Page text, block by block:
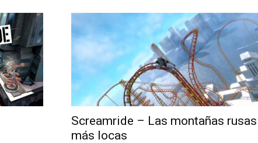
Screamride – Las montañas rusas
más locas